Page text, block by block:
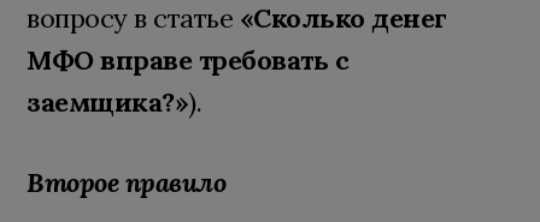
вопросу в статье «Сколько денег
МФО вправе требовать с
заемщика?»).
Второе правило